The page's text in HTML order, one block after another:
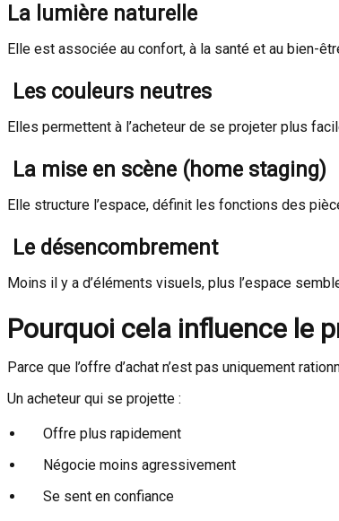
La lumière naturelle
Elle est associée au confort, à la santé et au bien-
Les couleurs neutres
Elles permettent à l’acheteur de se projeter plus
La mise en scène (home staging)
Elle structure l’espace, définit les fonctions des
Le désencombrement
Moins il y a d’éléments visuels, plus l’espace
Pourquoi cela influence le
Parce que l’offre d’achat n’est pas uniquement
Un acheteur qui se projette :
Offre plus rapidement
Négocie moins agressivement
Se sent en confiance